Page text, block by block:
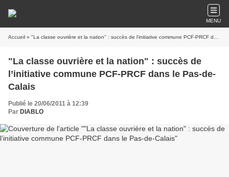
MENU
Accueil » "La classe ouvrière et la nation" : succès de l’initiative commune PCF-PRCF dans le Pas-de-Calais
"La classe ouvrière et la nation" : succès de
l’initiative commune PCF-PRCF dans le Pas-de-
Calais
Publié le 20/06/2011 à 12:39
Par DIABLO